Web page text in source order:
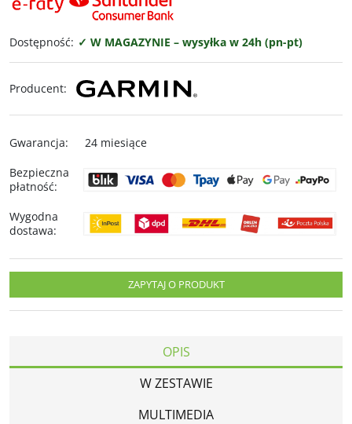
Dostępność: ✓ W MAGAZYNIE – wysyłka w 24h (pn-pt)
Producent:
Gwarancja:
24 miesiące
Bezpieczna
płatność:
Wygodna
dostawa:
ZAPYTAJ O PRODUKT
OPIS
W ZESTAWIE
MULTIMEDIA